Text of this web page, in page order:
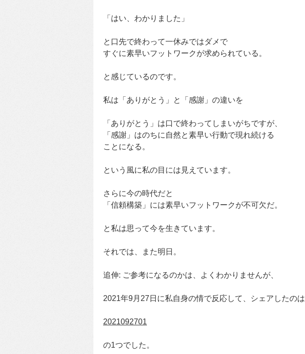
「はい、わかりました」
と口先で終わって一休みではダメで
すぐに素早いフットワークが求められている。
と感じているのです。
私は「ありがとう」と「感謝」の違いを
「ありがとう」は口で終わってしまいがちですが、
「感謝」はのちに自然と素早い行動で現れ続ける
ことになる。
という風に私の目には見えています。
さらに今の時代だと
「信頼構築」には素早いフットワークが不可欠だ。
と私は思って今を生きています。
それでは、また明日。
追伸: ご参考になるのかは、よくわかりませんが、
2021年9月27日に私自身の情で反応して、シェアしたのは
2021092701
の1つでした。